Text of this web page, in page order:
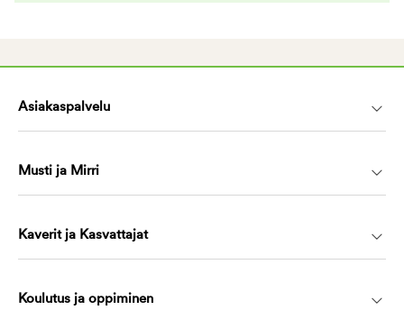
Asiakaspalvelu
Musti ja Mirri
Kaverit ja Kasvattajat
Koulutus ja oppiminen